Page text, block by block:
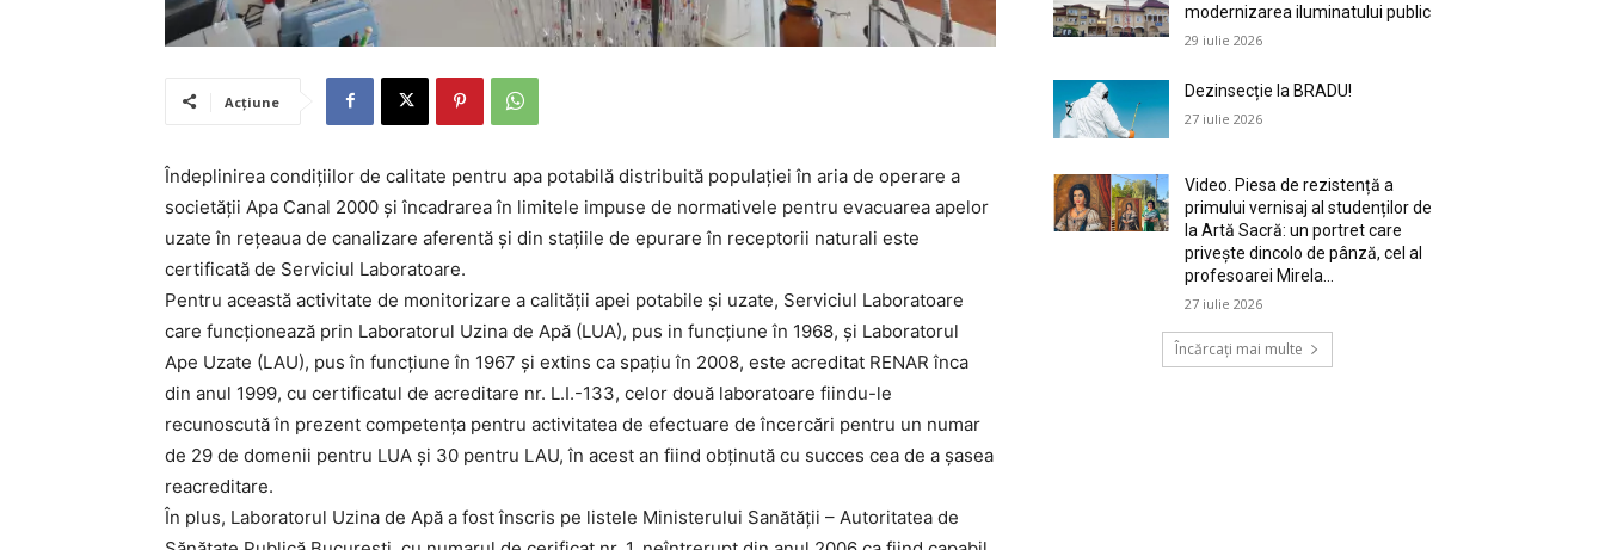
Acțiune
Îndeplinirea condiţiilor de calitate pentru apa potabilă distribuită populaţiei în aria de operare a
societăţii Apa Canal 2000 şi încadrarea în limitele impuse de normativele pentru evacuarea apelor
uzate în reţeaua de canalizare aferentă şi din staţiile de epurare în receptorii naturali este
certificată de Serviciul Laboratoare.
Pentru această activitate de monitorizare a calităţii apei potabile şi uzate, Serviciul Laboratoare
care funcţionează prin Laboratorul Uzina de Apă (LUA), pus in funcţiune în 1968, şi Laboratorul
Ape Uzate (LAU), pus în funcţiune în 1967 şi extins ca spaţiu în 2008, este acreditat RENAR înca
din anul 1999, cu certificatul de acreditare nr. L.I.-133, celor două laboratoare fiindu-le
recunoscută în prezent competenţa pentru activitatea de efectuare de încercări pentru un numar
de 29 de domenii pentru LUA şi 30 pentru LAU, în acest an fiind obţinută cu succes cea de a şasea
reacreditare.
În plus, Laboratorul Uzina de Apă a fost înscris pe listele Ministerului Sanătăţii – Autoritatea de
modernizarea iluminatului public
29 iulie 2026
Dezinsecție la BRADU!
27 iulie 2026
Video. Piesa de rezistență a
primului vernisaj al studenților de
la Artă Sacră: un portret care
privește dincolo de pânză, cel al
profesoarei Mirela...
27 iulie 2026
Încărcați mai multe